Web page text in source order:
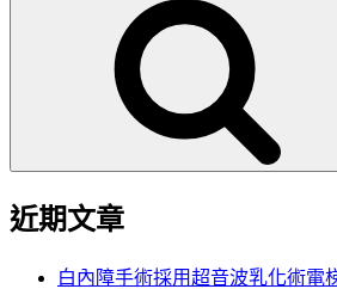
近期文章
白內障手術採用超音波乳化術電